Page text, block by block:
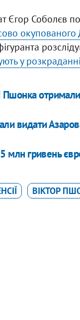
Єгор Соболєв
у
Пшонка
видати
млн гривень
ВІКТОР